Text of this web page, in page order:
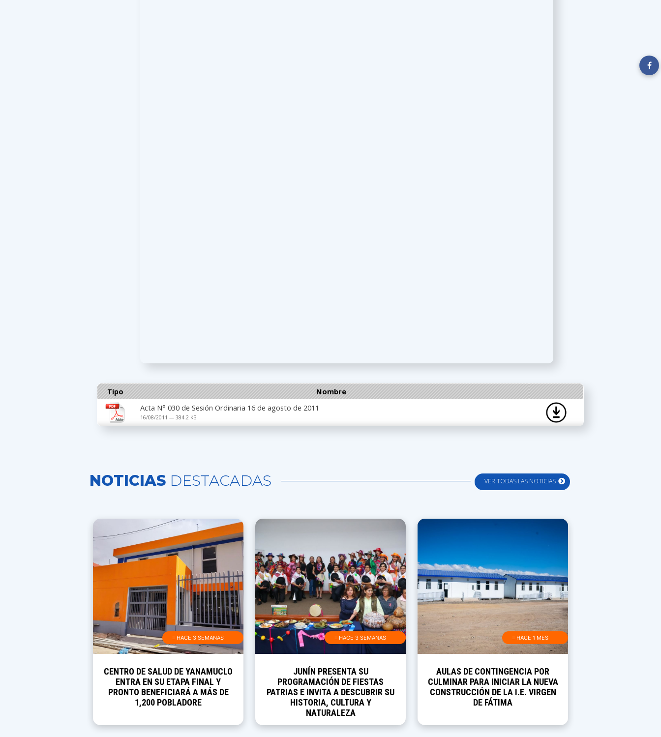
Tipo
Nombre
Acta N° 030 de Sesión Ordinaria 16 de agosto de 2011
16/08/2011 — 384.2 KB
VER TODAS LAS NOTICIAS
NOTICIAS DESTACADAS
≡ HACE 3 SEMANAS
CENTRO DE SALUD DE YANAMUCLO
ENTRA EN SU ETAPA FINAL Y
PRONTO BENEFICIARÁ A MÁS DE
1,200 POBLADORE
≡ HACE 3 SEMANAS
JUNÍN PRESENTA SU
PROGRAMACIÓN DE FIESTAS
PATRIAS E INVITA A DESCUBRIR SU
HISTORIA, CULTURA Y
NATURALEZA
≡ HACE 1 MES
AULAS DE CONTINGENCIA POR
CULMINAR PARA INICIAR LA NUEVA
CONSTRUCCIÓN DE LA I.E. VIRGEN
DE FÁTIMA